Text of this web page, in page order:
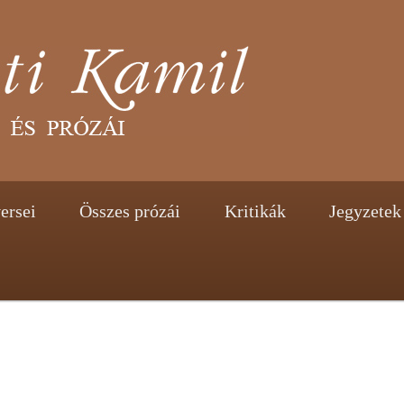
Összes prózái Kritikák Jegyzetek